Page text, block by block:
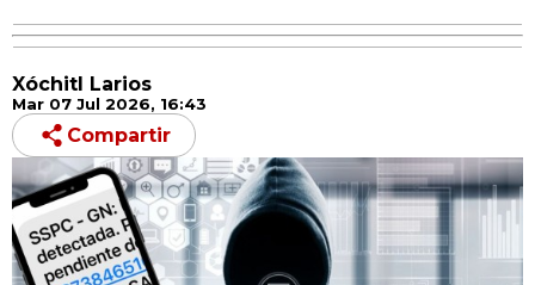
Xóchitl Larios
Mar 07 Jul 2026, 16:43
Compartir